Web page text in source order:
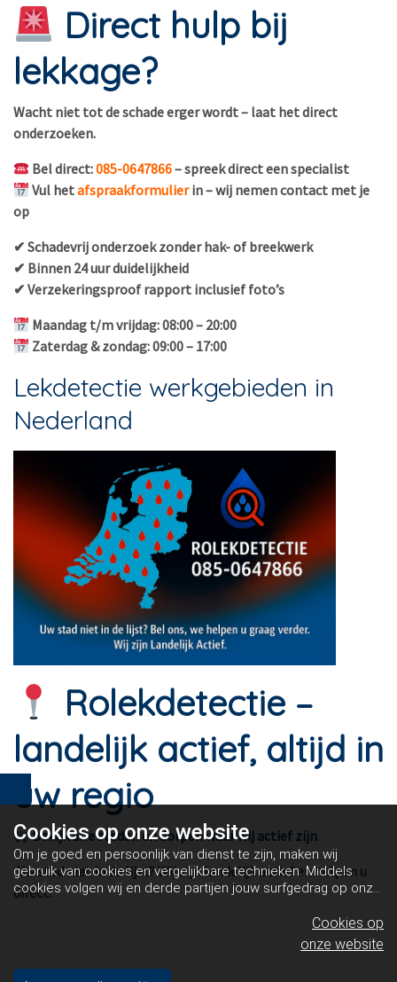
Direct hulp bij
lekkage?
Wacht niet tot de schade erger wordt – laat het direct
onderzoeken.
Bel direct:085-0647866– spreek direct een specialist
Vul hetafspraakformulierin – wij nemen contact met je
op
✔ Schadevrij onderzoek zonder hak- of breekwerk
✔ Binnen 24 uur duidelijkheid
✔ Verzekeringsproof rapport inclusief foto’s
Maandag t/m vrijdag: 08:00 – 20:00
Zaterdag & zondag: 09:00 – 17:00
Lekdetectie werkgebieden in
Nederland
Rolekdetectie –
landelijk actief, altijd in
uw regio
Bekijk alle steden en dorpen waar wij actief zijn
Uw stad niet in de lijst? Wij zijn landelijk actief en helpen u
direct.
Cookies oponze website
Om je goed en persoonlijk van dienst te zijn, maken wij
gebruik van cookies en vergelijkbare technieken. Middels
cookies volgen wij en derde partijen jouw surfgedrag op onze
en dit maakt het voor jou mogelijk om informatie te delen via
Cookies op
onze website